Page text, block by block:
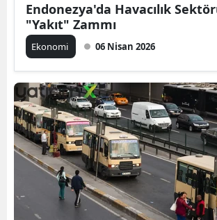
Endonezya'da Havacılık
"Yakıt" Zammı
Ekonomi 06 Nisan 2026